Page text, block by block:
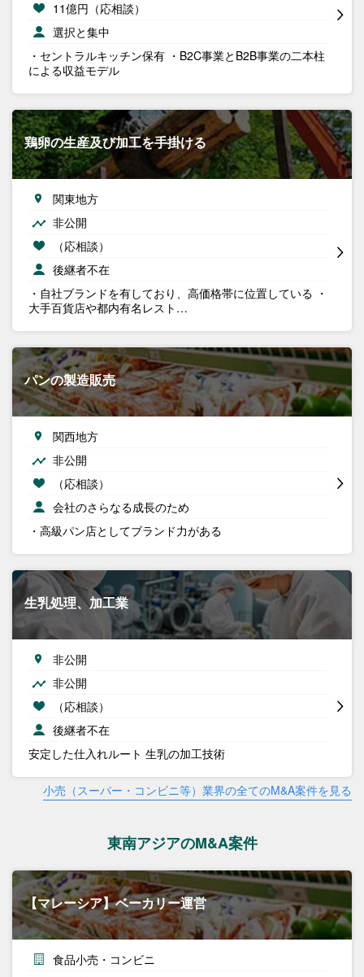
11億円（応相談）
選択と集中
・セントラルキッチン保有 ・B2C事業とB2B事業の二本柱
による収益モデル
鶏卵の生産及び加工を手掛ける
関東地方
非公開
（応相談）
後継者不在
・自社ブランドを有しており、高価格帯に位置している ・
大手百貨店や都内有名レスト…
パンの製造販売
関西地方
非公開
（応相談）
会社のさらなる成長のため
・高級パン店としてブランド力がある
生乳処理、加工業
非公開
非公開
（応相談）
後継者不在
安定した仕入れルート 生乳の加工技術
小売（スーパー・コンビニ等）業界の全てのM&A案件を見る
東南アジアのM&A案件
【マレーシア】ベーカリー運営
食品小売・コンビニ